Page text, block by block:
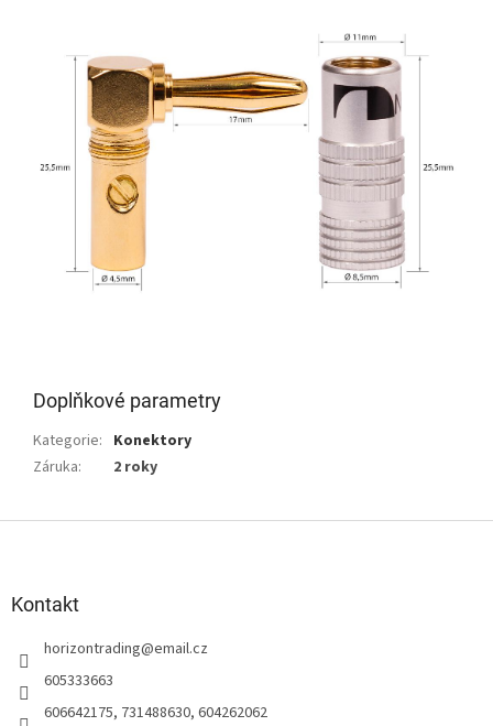
Doplňkové parametry
Kategorie: Konektory
Záruka: 2 roky
Kontakt
horizontrading@email.cz
605333663
606642175, 731488630, 604262062